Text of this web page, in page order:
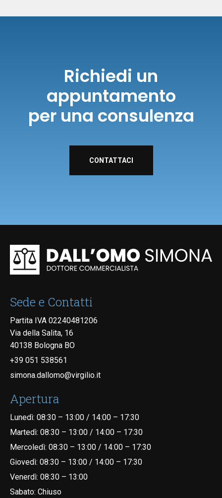
Richiedi un
appuntamento
per una consulenza
CONTATTACI
Sede e Contatti
Partita IVA 02240481206
Via della Salita, 16
40138 Bologna BO
+39 051 538561
simona.dallomo@virgilio.it
Apertura
Lunedì: 08:30 – 13:00 / 14:00 – 17:30
Martedì: 08:30 – 13:00 / 14:00 – 17:30
Mercoledì: 08:30 – 13:00 / 14:00 – 17:30
Giovedì: 08:30 – 13:00 / 14:00 – 17:30
Venerdì: 08:30 – 13:00
Sabato: Chiuso